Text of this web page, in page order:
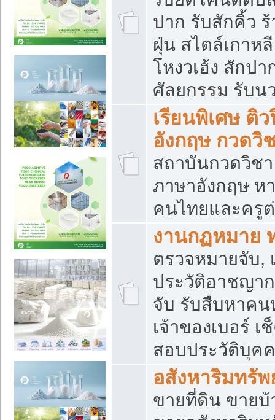
ปาก รับสักคิ้ว
ฝุ่น สไตล์เกาห
โหงวเฮ้ง สักป
ศัลยกรรม รับน
เรียนพิเศษ ติ
อังกฤษ กวดวิ
สถาบันกวดวิช
ภาษาอังกฤษ ห
คนไทยและครู
งานกฏหมาย
ตรวจหมายจับ,
ประวัติอาชญา
จับ รับสืบหาคน
เจ้าของเบอร์
สอบประวัติบุค
อสังหาริมทรัพ
ขายที่ดิน ขายบ้